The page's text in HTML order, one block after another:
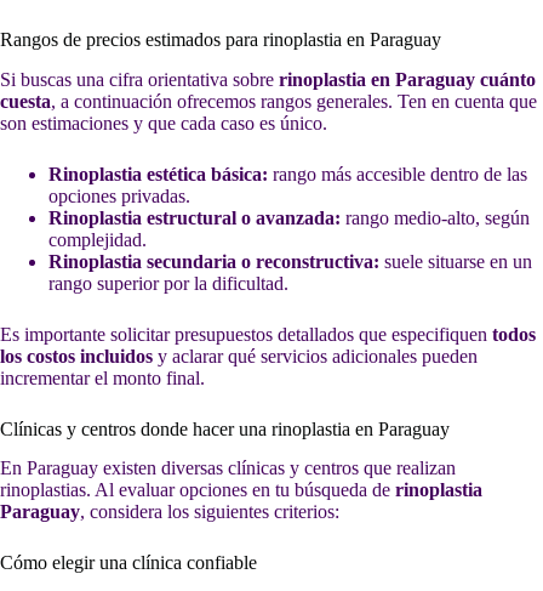
Rangos de precios estimados para rinoplastia en Paraguay
Si buscas una cifra orientativa sobre rinoplastia en Paraguay cuánto
cuesta, a continuación ofrecemos rangos generales. Ten en cuenta que
son estimaciones y que cada caso es único.
Rinoplastia estética básica: rango más accesible dentro de las
opciones privadas.
Rinoplastia estructural o avanzada: rango medio-alto, según
complejidad.
Rinoplastia secundaria o reconstructiva: suele situarse en un
rango superior por la dificultad.
Es importante solicitar presupuestos detallados que especifiquen todos
los costos incluidos y aclarar qué servicios adicionales pueden
incrementar el monto final.
Clínicas y centros donde hacer una rinoplastia en Paraguay
En Paraguay existen diversas clínicas y centros que realizan
rinoplastias. Al evaluar opciones en tu búsqueda de rinoplastia
Paraguay, considera los siguientes criterios:
Cómo elegir una clínica confiable